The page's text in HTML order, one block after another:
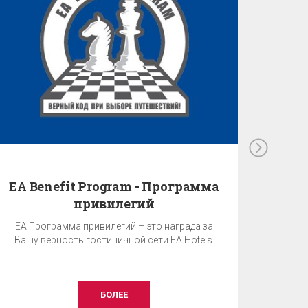
EA Benefit Program - Программа
привилегий
EA Программа привилегий – это награда за
Вашу верность гостиничной сети EA Hotels.
БОЛЕЕ